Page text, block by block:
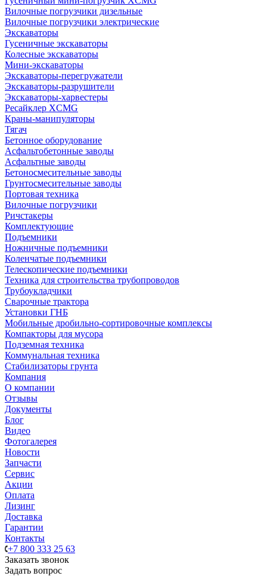
Вилочные погрузчики дизельные
Вилочные погрузчики электрические
Экскаваторы
Гусеничные экскаваторы
Колесные экскаваторы
Мини-экскаваторы
Экскаваторы-перегружатели
Экскаваторы-разрушители
Экскаваторы-харвестеры
Ресайклер XCMG
Краны-манипуляторы
Тягач
Бетонное оборудование
Асфальтобетонные заводы
Асфальтные заводы
Бетоносмесительные заводы
Грунтосмесительные заводы
Портовая техника
Вилочные погрузчики
Ричстакеры
Комплектующие
Подъемники
Ножничные подъемники
Коленчатые подъемники
Телескопические подъемники
Техника для строительства трубопроводов
Трубоукладчики
Сварочные трактора
Установки ГНБ
Мобильные дробильно-сортировочные комплексы
Компакторы для мусора
Подземная техника
Коммунальная техника
Стабилизаторы грунта
Компания
О компании
Отзывы
Документы
Блог
Видео
Фотогалерея
Новости
Запчасти
Сервис
Акции
Оплата
Лизинг
Доставка
Гарантии
Контакты
+7 800 333 25 63
Заказать звонок
Задать вопрос